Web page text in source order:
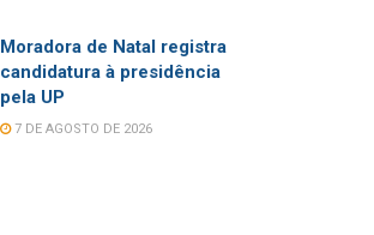
Moradora de Natal registra
candidatura à presidência
pela UP
7 DE AGOSTO DE 2026